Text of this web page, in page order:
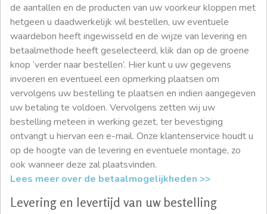
de aantallen en de producten van uw voorkeur kloppen met
hetgeen u daadwerkelijk wil bestellen, uw eventuele
waardebon heeft ingewisseld en de wijze van levering en
betaalmethode heeft geselecteerd, klik dan op de groene
knop ‘verder naar bestellen’. Hier kunt u uw gegevens
invoeren en eventueel een opmerking plaatsen om
vervolgens uw bestelling te plaatsen en indien aangegeven
uw betaling te voldoen. Vervolgens zetten wij uw
bestelling meteen in werking gezet, ter bevestiging
ontvangt u hiervan een e-mail. Onze klantenservice houdt u
op de hoogte van de levering en eventuele montage, zo
ook wanneer deze zal plaatsvinden.
Lees meer over de betaalmogelijkheden >>
Levering en levertijd van uw bestelling